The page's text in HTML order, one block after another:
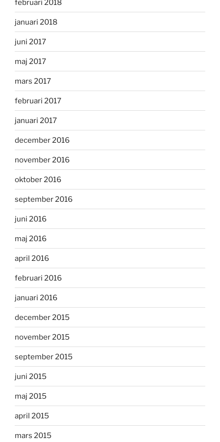
februari 2018
januari 2018
juni 2017
maj 2017
mars 2017
februari 2017
januari 2017
december 2016
november 2016
oktober 2016
september 2016
juni 2016
maj 2016
april 2016
februari 2016
januari 2016
december 2015
november 2015
september 2015
juni 2015
maj 2015
april 2015
mars 2015